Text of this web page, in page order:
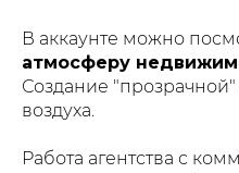
В аккаунте можно
атмосферу
Создание
воздуха.
Работа агентства с